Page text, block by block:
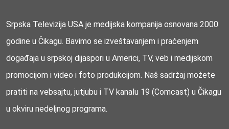
Srpska Televizija USA je medijska kompanija osnovana 2000
godine u Čikagu. Bavimo se izveštavanjem i praćenjem
događaja u srpskoj dijaspori u Americi, TV, veb i medijskom
promocijom i video i foto produkcijom. Naš sadržaj možete
pratiti na vebsajtu, jutjubu i TV kanalu 19 (Comcast) u Čikagu
u okviru nedeljnog programa.